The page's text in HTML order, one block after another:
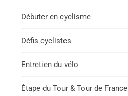
Débuter en cyclisme
Défis cyclistes
Entretien du vélo
Étape du Tour & Tour de France